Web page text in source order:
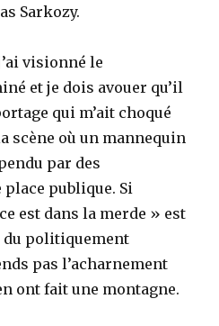
Sarkozy.
visionné le
et je dois avouer qu’il
qui m’ait choqué
scène où un mannequin
par des
publique. Si
est dans la merde » est
du politiquement
pas l’acharnement
ont fait une montagne.